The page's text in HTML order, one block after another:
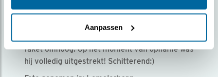
Aanpassen
Door Marco Latooij | Geplaatst op maandag 30
raket omhoog. Op het moment van opname was
hij volledig uitgestrekt! Schitterend:)